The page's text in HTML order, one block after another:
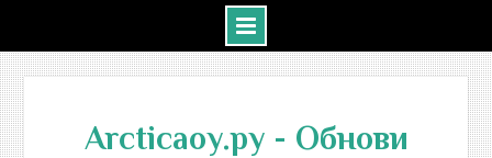
contentArcticaoy.ру- Обнови